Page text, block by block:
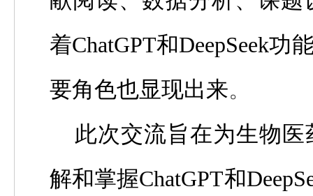
着ChatGPT和DeepSeek功
要角色也显现出来。
此次交流旨在为生物
解和掌握ChatGPT和